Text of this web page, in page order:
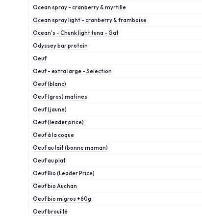
Ocean spray - cranberry & myrtille
Ocean spray light - cranberry & framboise
Ocean's - Chunk light tuna - Gat
Odyssey bar protein
Oeuf
Oeuf - extra large - Selection
Oeuf (blanc)
Oeuf (gros) matines
Oeuf (jaune)
Oeuf (leader price)
Oeuf à la coque
Oeuf au lait (bonne maman)
Oeuf au plat
Oeuf Bio (Leader Price)
Oeuf bio Auchan
Oeuf bio migros +60g
Oeuf brouillé